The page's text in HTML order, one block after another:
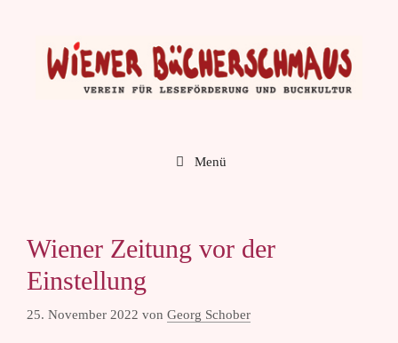
Menü
Wiener Zeitung vor der
Einstellung
25. November 2022 von Georg Schober